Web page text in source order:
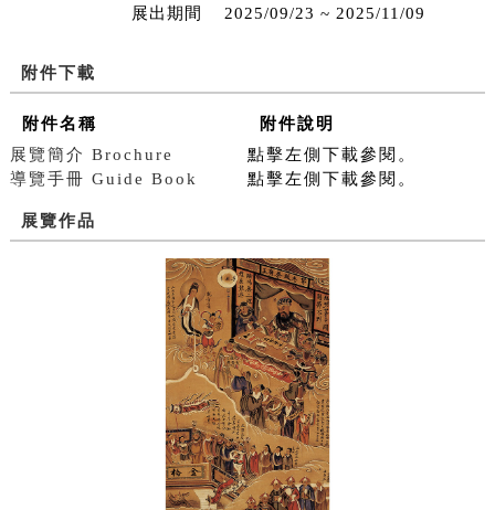
展出期間 2025/09/23 ~ 2025/11/09
附件下載
附件名稱
附件說明
展覽簡介 Brochure
點擊左側下載參閱。
導覽手冊 Guide Book
點擊左側下載參閱。
展覽作品